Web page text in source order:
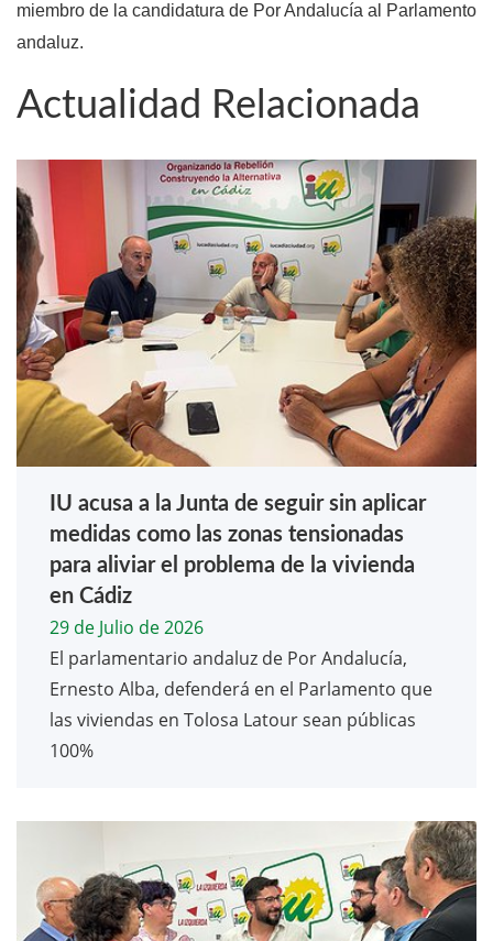
miembro de la candidatura de Por Andalucía al Parlamento
andaluz.
Actualidad Relacionada
IU acusa a la Junta de seguir sin aplicar
medidas como las zonas tensionadas
para aliviar el problema de la vivienda
en Cádiz
29 de Julio de 2026
El parlamentario andaluz de Por Andalucía,
Ernesto Alba, defenderá en el Parlamento que
las viviendas en Tolosa Latour sean públicas
100%